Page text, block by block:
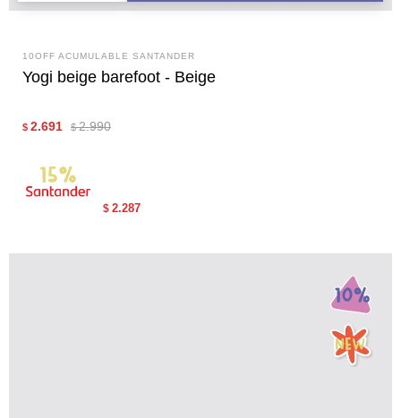
10OFF ACUMULABLE SANTANDER
Yogi beige barefoot - Beige
$ 2.691 $ 2.990
$ 2.287